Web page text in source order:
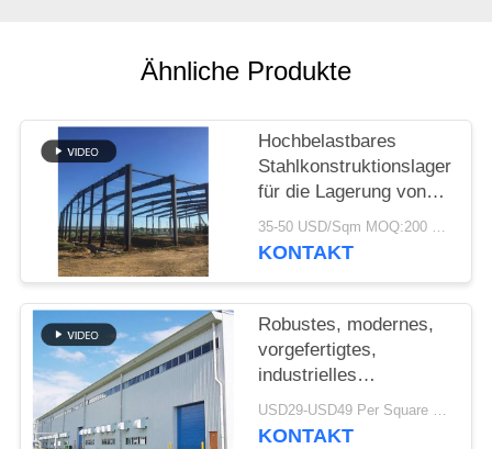
STÖRUNGS-
LÖSUNG
BLOG
SITEMAP
PRIVACY
POLICY
Ähnliche Produkte
Hochbelastbares
Stahlkonstruktionslager
für die Lagerung von
Zementwerken
35-50 USD/Sqm MOQ:200 sqm
KONTAKT
Robustes, modernes,
vorgefertigtes,
industrielles
Stahlkonstruktionslager
für die Fabrik
USD29-USD49 Per Square Meter MOQ:200 Quadratmeter
KONTAKT